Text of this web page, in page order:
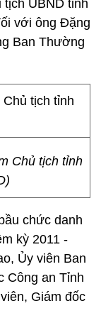
UBND tỉnh
với ông Đặng
Ban Thường
Chủ tịch tỉnh
chức danh
kỳ 2011 -
Ủy viên Ban
Công an Tỉnh
Giám đốc